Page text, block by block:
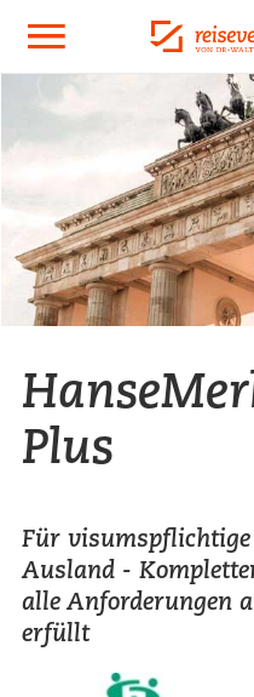
Plus
Für visumspflichtige
Ausland -
alle Anforderungen
erfüllt